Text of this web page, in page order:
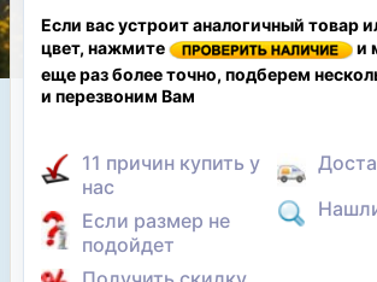
Если вас устроит аналогичный товар
цвет, нажмите
и
еще раз более точно, подберем
и перезвоним Вам
11 причин купить у
нас
Если размер не
подойдет